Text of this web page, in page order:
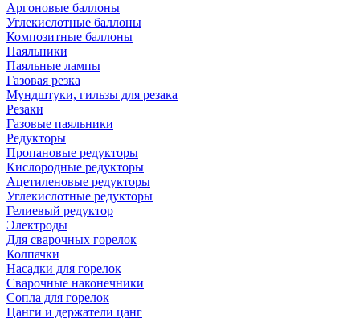
Аргоновые баллоны
Углекислотные баллоны
Композитные баллоны
Паяльники
Паяльные лампы
Газовая резка
Мундштуки, гильзы для резака
Резаки
Газовые паяльники
Редукторы
Пропановые редукторы
Кислородные редукторы
Ацетиленовые редукторы
Углекислотные редукторы
Гелиевый редуктор
Электроды
Для сварочных горелок
Колпачки
Насадки для горелок
Сварочные наконечники
Сопла для горелок
Цанги и держатели цанг